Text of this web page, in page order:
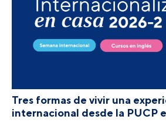
Tres formas de vivir una
internacional desde la PUCP